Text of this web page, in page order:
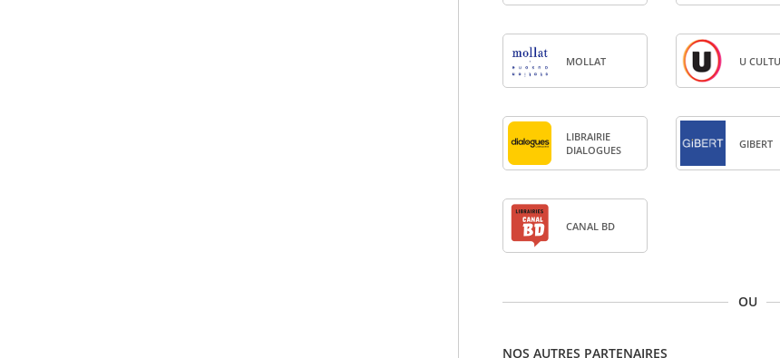
MOL­LAT U
LIBRAI­RIE
DIA­LOGUES
GIBERT
CANAL BD
OU
NOS AUTRES PARTENAIRES